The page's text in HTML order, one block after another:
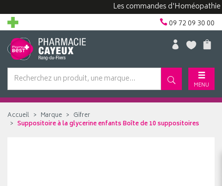
Les commandes d'Homéopathie
09 72 09 30 00
MENU
Accueil Marque
Gifrer
Suppositoire à la glycerine enfants Boîte de 10 suppositoires